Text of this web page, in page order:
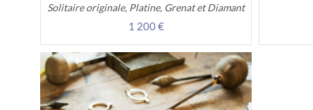
Solitaire originale, Platine, Grenat et Diamant
1 200 €